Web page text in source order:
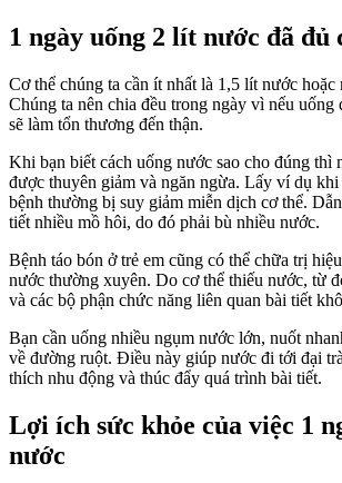
1 ngày uống 2 lít nước đã đủ
Cơ thể chúng ta cần ít nhất là 1,5 lít nước hoặc
Chúng ta nên chia đều trong ngày vì nếu uống
sẽ làm tổn thương đến thận.
Khi bạn biết cách uống nước sao cho đúng thì
được thuyên giảm và ngăn ngừa. Lấy ví dụ
bệnh thường bị suy giảm miễn dịch cơ thể.
tiết nhiều mồ hôi, do đó phải bù nhiều nước.
Bệnh táo bón ở trẻ em cũng có thể chữa trị
nước thường xuyên. Do cơ thể thiếu nước, từ
và các bộ phận chức năng liên quan bài tiết
Bạn cần uống nhiều ngụm nước lớn, nuốt
về đường ruột. Điều này giúp nước đi tới đại
thích nhu động và thúc đẩy quá trình bài tiết.
Lợi ích sức khỏe của việc 1
nước